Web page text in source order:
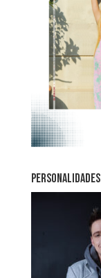
PERSONALIDADES